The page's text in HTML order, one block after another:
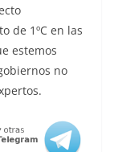
de 1ºC en las
estemos
no